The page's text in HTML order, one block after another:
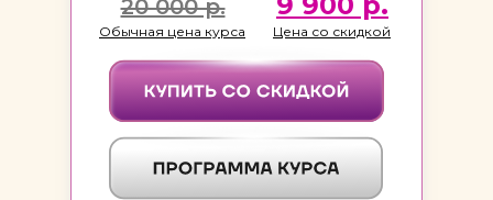
Обычная цена курса Цена со скидкой
20 000 р.